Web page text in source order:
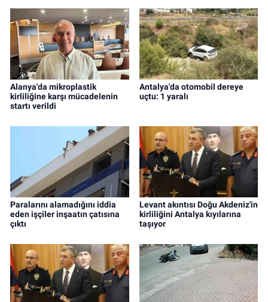
Alanya'da mikroplastik
kirliliğine karşı mücadelenin
startı verildi
Antalya'da otomobil dereye
uçtu: 1 yaralı
Paralarını alamadığını iddia
eden işçiler inşaatın çatısına
çıktı
Levant akıntısı Doğu Akdeniz'in
kirliliğini Antalya kıyılarına
taşıyor